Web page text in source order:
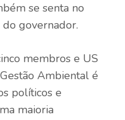
se senta no
governador.
membros e US
Ambiental é
políticos e
maioria